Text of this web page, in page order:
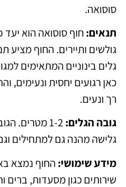
סוסואה.
תנאים: חוף סוסואה הוא יעד
גולשים ותיירים. החוף מציע
גלים בינוניים המתאימים
כאן רגועים יחסית ונעימים,
רך ונעים.
גובה הגלים:
1-2 מטרים.
גלישה מהנה גם למתחילים
מידע שימושי: החוף נמצא
שירותים כגון מסעדות, ברים